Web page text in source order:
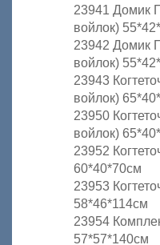
23941 Домик
войлок)
23942 Домик
войлок)
23943
войлок)
23950
войлок)
23952
60*40*70см
23953
58*46*114см
23954
57*57*140см